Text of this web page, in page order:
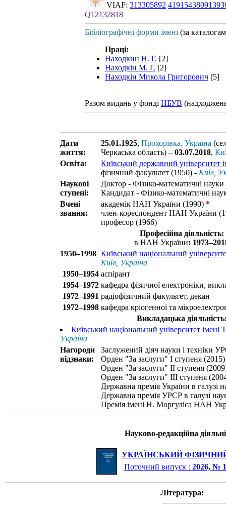
VIAF: 313305892
Q12132818
Бібліографічні форми імені (за
Праці:
Находкин Н. Г. [2]
Находкін М. Г. [2]
Находкін Микола Григорович [5]
Разом видань у фонді НБУВ
Дати
життя:
25.01.1925, Прохорівка, Україна
Черкаська область) – 03.07.2018,
Освіта:
Київський державний університет
фізичний факультет (1950) - Київ,
Наукові
ступені:
Доктор - Фізико-математичні
Кандидат - Фізико-математичні
Вчені
звання:
академік НАН України (1990) *
член-кореспондент НАН України
професор (1966)
Професійна діяльність:
в НАН України:
1950–1998 Київський національний
Київ, Україна
1950–1954 аспірант
1954–1972 кафедра фізичної електроніки,
1972–1991 радіофізичний факультет, декан
1972–1998 кафедра кріогенної та
Викладацька
Київський національний університет імені
Україна
Нагороди
відзнаки:
Заслужений діяч науки і техніки
Орден "За заслуги" I ступеня (2015)
Орден "За заслуги" II ступеня
Орден "За заслуги" III ступеня
Державна премія України в галузі
Державна премія УРСР в галузі
Премія імені Н. Моргуліса НАН
Науково-редакційна
УКРАЇНСЬКИЙ
Поточний випуск : 2026, № 1
Література: